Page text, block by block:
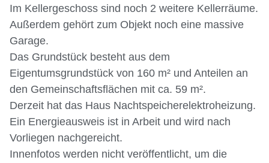
Im Kellergeschoss sind noch 2 weitere Kellerräume.
Außerdem gehört zum Objekt noch eine massive
Garage.
Das Grundstück besteht aus dem
Eigentumsgrundstück von 160 m² und Anteilen an
den Gemeinschaftsflächen mit ca. 59 m².
Derzeit hat das Haus Nachtspeicherelektroheizung.
Ein Energieausweis ist in Arbeit und wird nach
Vorliegen nachgereicht.
Innenfotos werden nicht veröffentlicht, um die